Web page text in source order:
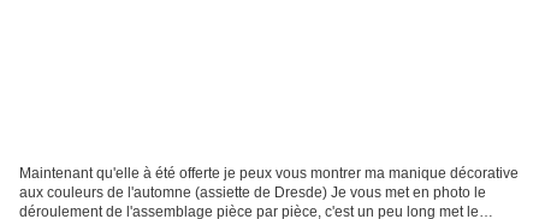
Maintenant qu'elle à été offerte je peux vous montrer ma manique décorative
aux couleurs de l'automne (assiette de Dresde) Je vous met en photo le
déroulement de l'assemblage pièce par pièce, c'est un peu long met le